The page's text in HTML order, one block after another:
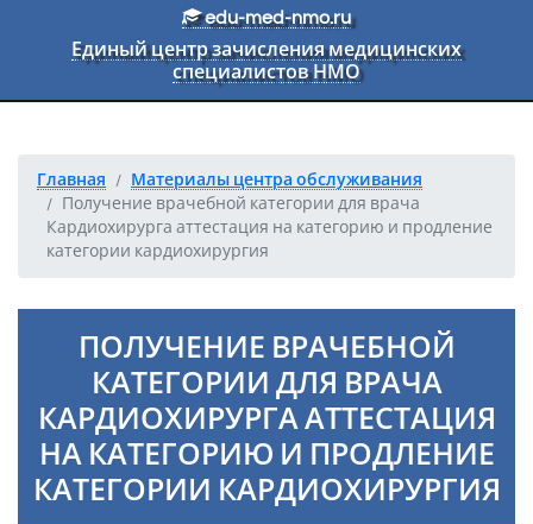
Перейти к основному текстуedu-med-nmo.ru
Единый центр зачисления медицинских
специалистов НМО
Главная
Материалы центра обслуживания
Получение врачебной категории для врача
Кардиохирурга аттестация на категорию и продление
категории кардиохирургия
ПОЛУЧЕНИЕ ВРАЧЕБНОЙ
КАТЕГОРИИ ДЛЯ ВРАЧА
КАРДИОХИРУРГА АТТЕСТАЦИЯ
НА КАТЕГОРИЮ И ПРОДЛЕНИЕ
КАТЕГОРИИ КАРДИОХИРУРГИЯ